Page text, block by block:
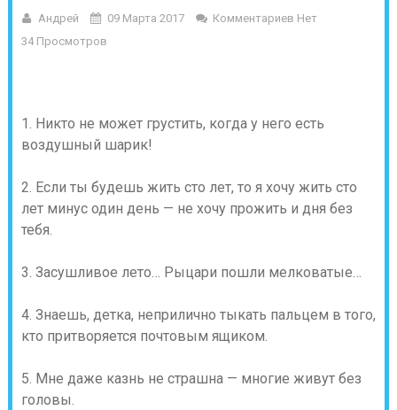
Андрей 09 Марта 2017
Комментариев Нет
34 Просмотров
1. Никто не может грустить, когда у него есть
воздушный шарик!
2. Если ты будешь жить сто лет, то я хочу жить сто
лет минус один день — не хочу прожить и дня без
тебя.
3. Засушливое лето… Рыцари пошли мелковатые…
4. Знаешь, детка, неприлично тыкать пальцем в того,
кто притворяется почтовым ящиком.
5. Мне даже казнь не страшна — многие живут без
головы.